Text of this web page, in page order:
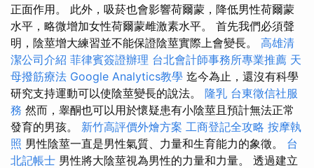
正面作用。 此外，吸菸也會影響荷爾蒙，降低男性荷爾蒙
水平，略微增加女性荷爾蒙雌激素水平。 首先我們必須聲
明，陰莖增大練習並不能保證陰莖實際上會變長。 高雄清
潔公司介紹 菲律賓簽證辦理 台北會計師事務所專業推薦 天
母撥筋療法 Google Analytics教學 迄今為止，還沒有科學
研究支持運動可以使陰莖變長的說法。 隆乳 台東徵信社服
務 然而，睾酮也可以用於懷疑患有小陰莖且預計無法正常
發育的男孩。 新竹高評價外燴方案 工商登記全攻略 按摩執
照 男性陰莖一直是男性氣質、力量和生育能力的象徵。 台
北記帳士 男性將大陰莖視為男性的力量和力量。 透過建立